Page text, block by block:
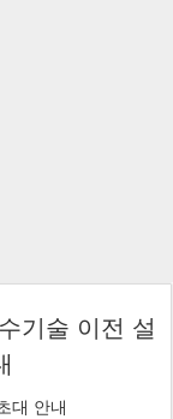
기술 이전 설
대 안내